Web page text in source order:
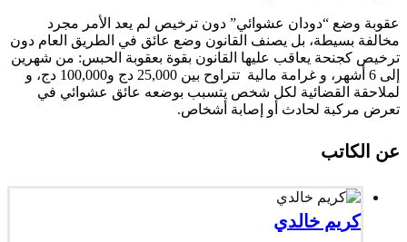
عقوبة وضع “دودان عشوائي” دون ترخيص لم يعد الأمر مجرد
مخالفة بسيطة، بل يصنف القانون وضع عائق في الطريق العام دون
ترخيص كجنحة يعاقب عليها القانون بقوة بعقوبة الحبس: من شهرين
إلى 6 أشهر، و غرامة مالية تتراوح بين 25,000 دج و100,000 دج، و
لملاحقة القضائية لكل شخص يتسبب بوضعه عائق عشوائي في
تعرض مركبة لحادث أو إصابة أشخاص.
عن الكاتب
كريم خالدي